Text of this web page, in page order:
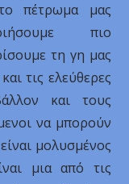
πέτρωμα μας
πιο
τη γη μας
τις ελεύθερες
και τους
να μπορούν
μολυσμένος
μια από τις